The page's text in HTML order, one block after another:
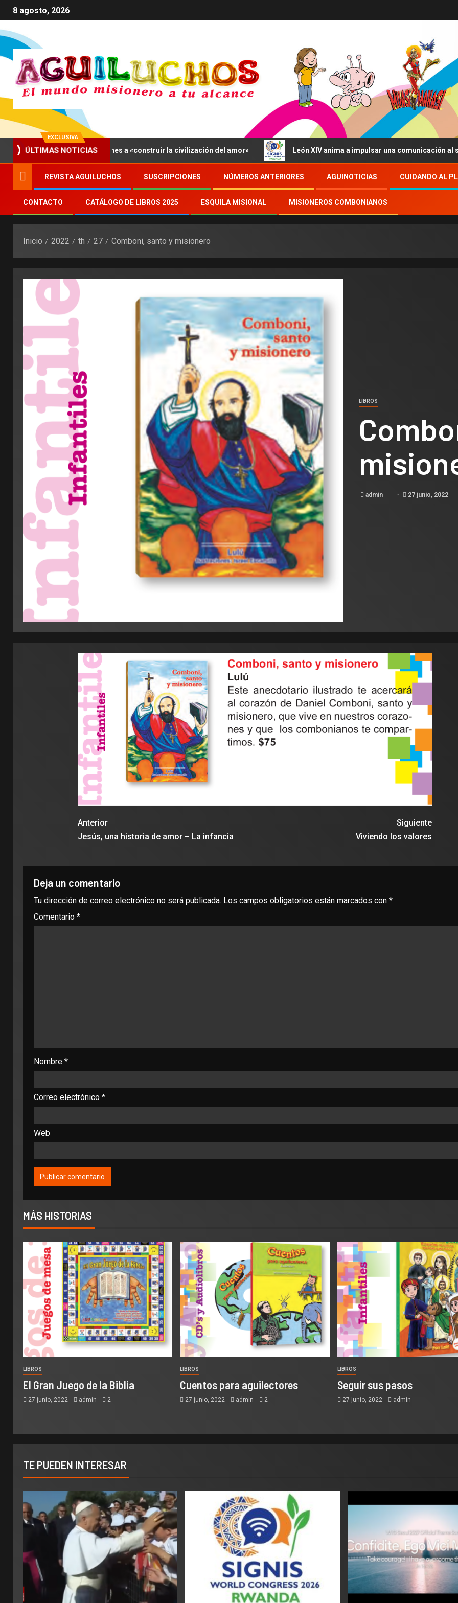
8 agosto, 2026
EXCLUSIVA
ÚLTIMAS NOTICIAS
XIV invita a los jóvenes a «construir la civilización del amor» León XIV anima a impulsar una comunicación al servicio
REVISTA AGUILUCHOS SUSCRIPCIONES NÚMEROS ANTERIORES AGUINOTICIAS CUIDANDO AL
CONTACTO CATÁLOGO DE LIBROS 2025 ESQUILA MISIONAL MISIONEROS COMBONIANOS
Inicio 2022 th 27 Comboni, santo y misionero
LIBROS
admin 27 junio, 2022
Anterior
Jesús, una historia de amor – La infancia
Siguiente
Viviendo los valores
Deja un comentario
Tu dirección de correo electrónico no será publicada. Los campos obligatorios están marcados con *
Comentario *
Nombre *
Correo electrónico *
Web
MÁS HISTORIAS
LIBROS
El Gran Juego de la Biblia
27 junio, 2022 admin 2
LIBROS
Cuentos para aguilectores
27 junio, 2022 admin 2
LIBROS
Seguir sus pasos
27 junio, 2022 admin
TE PUEDEN INTERESAR